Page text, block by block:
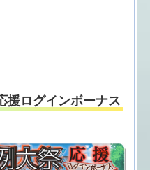
援ログインボーナス